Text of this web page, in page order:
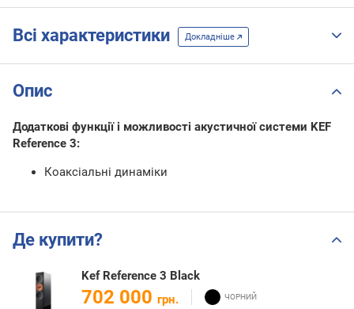
Всі характеристики Докладніше
Опис
Додаткові функції і можливості акустичної системи KEF
Reference 3:
Коаксіальні динаміки
Де купити?
Kef Reference 3 Black
702 000 грн.